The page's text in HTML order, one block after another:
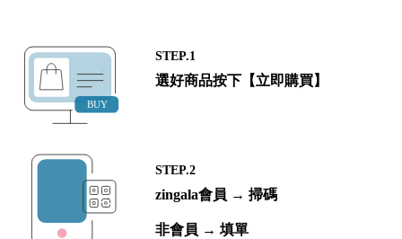
STEP.1
選好商品按下【立即購買】
STEP.2
zingala會員 → 掃碼
非會員 → 填單